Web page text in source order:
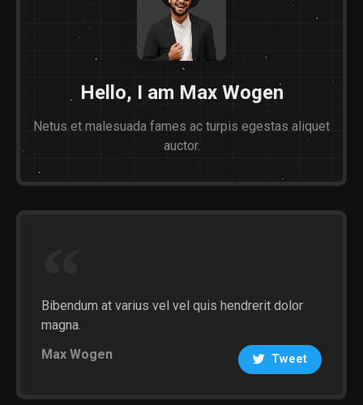
Hello, I am Max Wogen
Netus et malesuada fames ac turpis egestas aliquet
auctor.
Bibendum at varius vel vel quis hendrerit dolor
magna.
Max Wogen
Tweet